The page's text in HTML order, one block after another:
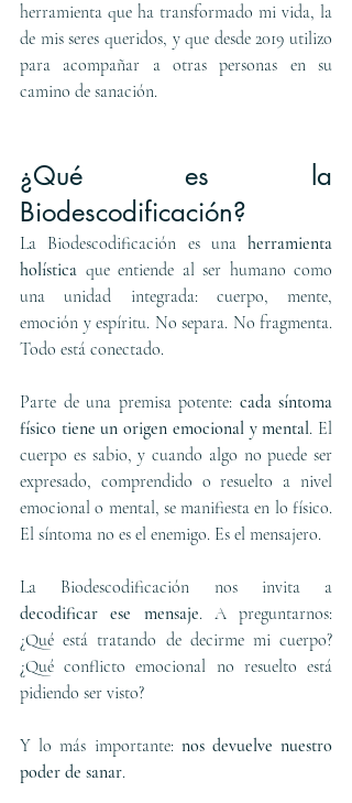
herramienta que ha transformado mi vida, la
de mis seres queridos, y que desde 2019 utilizo
para acompañar a otras personas en su
camino de sanación.
¿Qué es la
Biodescodificación?
La Biodescodificación es una herramienta
holística que entiende al ser humano como
una unidad integrada: cuerpo, mente,
emoción y espíritu. No separa. No fragmenta.
Todo está conectado.
Parte de una premisa potente: cada síntoma
físico tiene un origen emocional y mental. El
cuerpo es sabio, y cuando algo no puede ser
expresado, comprendido o resuelto a nivel
emocional o mental, se manifiesta en lo físico.
El síntoma no es el enemigo. Es el mensajero.
decodificar ese mensaje. A preguntarnos:
¿Qué está tratando de decirme mi cuerpo?
¿Qué conflicto emocional no resuelto está
pidiendo ser visto?
Y lo más importante: nos devuelve nuestro
poder de sanar.